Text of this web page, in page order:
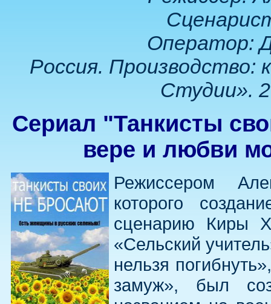
Оператор:
Россия. Производство:
Студии».
Сериал "Танкисты
вере и любви
Режиссером
которого
сценарию Киры
«Сельский
нельзя
замуж», был